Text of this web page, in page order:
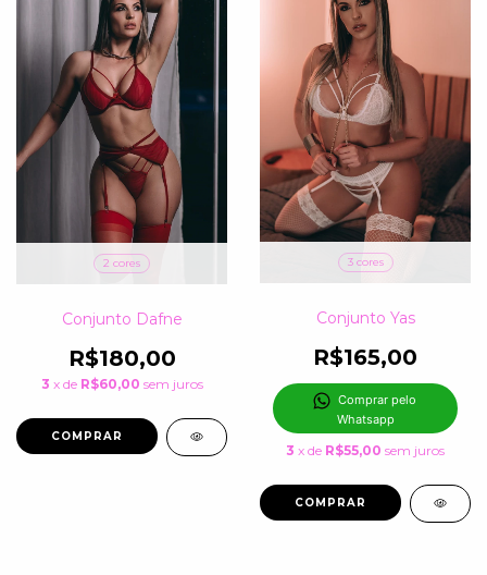
2 cores
Conjunto Dafne
R$180,00
3 x de R$60,00 sem juros
COMPRAR
3 cores
Conjunto Yas
R$165,00
Comprar pelo
Whatsapp
3 x de R$55,00 sem juros
COMPRAR